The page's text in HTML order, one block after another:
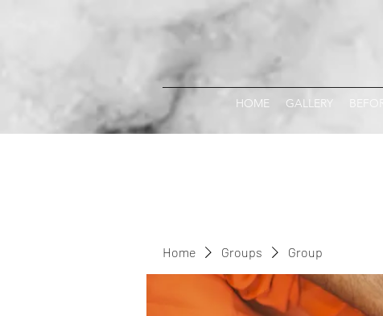
HOME GALLERY
Home Groups Group